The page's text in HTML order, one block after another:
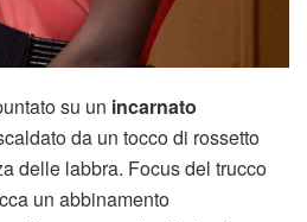
su un incarnato
da un tocco di rossetto
delle labbra. Focus del trucco
un abbinamento